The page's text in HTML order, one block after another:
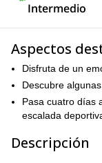
Intermedio
Aspectos
Disfruta de un
Descubre
Pasa cuatro días
escalada
Descripción